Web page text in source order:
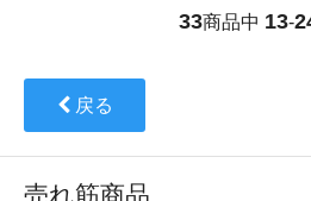
33商品中 13-
戻る
売れ筋商品